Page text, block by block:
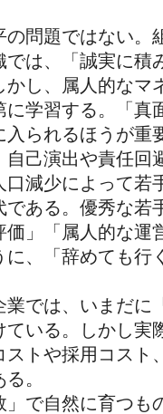
問題ではない。
では、「誠実に積
かし、属人的なマ
に学習する。「真
入られるほうが重
己演出や責任回
口減少によって若
である。優秀な若
価」「属人的な運
、「辞めても行
では、いまだに
いる。しかし実
トや採用コスト
。
で自然に育つも